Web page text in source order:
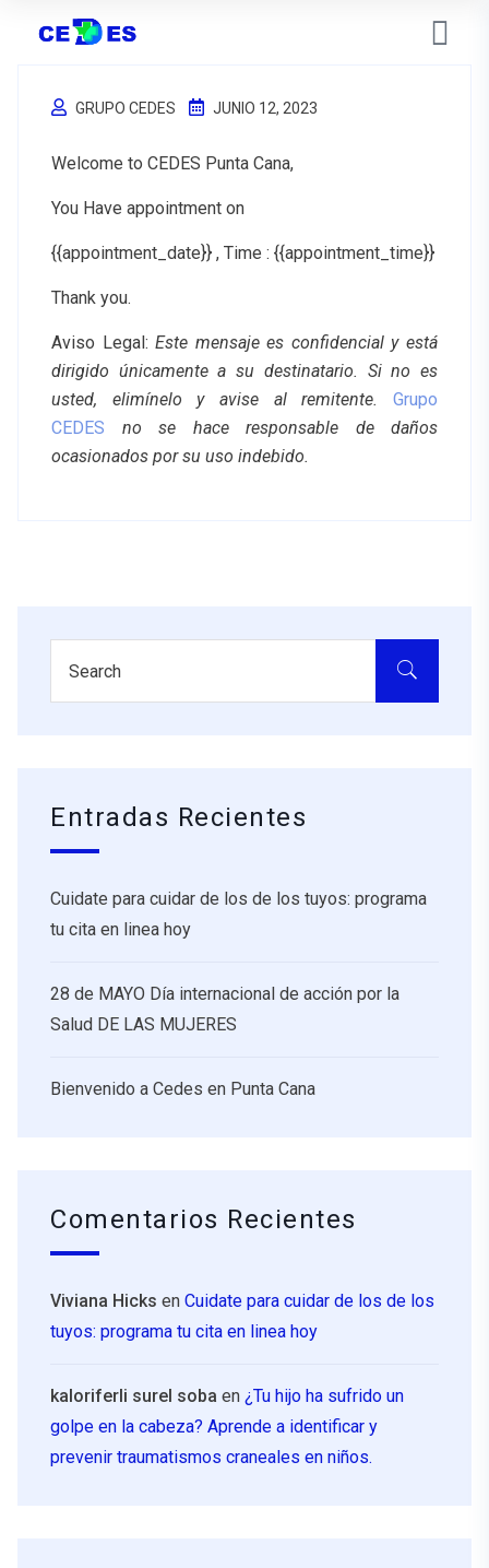
GRUPO CEDES JUNIO 12, 2023
Welcome to CEDES Punta Cana,
You Have appointment on
{{appointment_date}} , Time : {{appointment_time}}
Thank you.
Aviso Legal:Este mensaje es confidencial y está
dirigido únicamente a su destinatario. Si no es
usted, elimínelo y avise al remitente. Grupo
CEDES no se hace responsable de daños
ocasionados por su uso indebido.
Entradas Recientes
Cuidate para cuidar de los de los tuyos: programa
tu cita en linea hoy
28 de MAYO Día internacional de acción por la
Salud DE LAS MUJERES
Bienvenido a Cedes en Punta Cana
Comentarios Recientes
Viviana Hicks en Cuidate para cuidar de los de los
tuyos: programa tu cita en linea hoy
kaloriferli surel soba en ¿Tu hijo ha sufrido un
golpe en la cabeza? Aprende a identificar y
prevenir traumatismos craneales en niños.